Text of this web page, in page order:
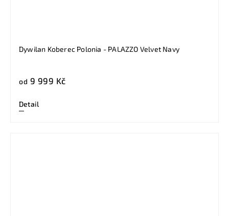
Dywilan Koberec Polonia - PALAZZO Velvet Navy
od 9 999 Kč
Detail